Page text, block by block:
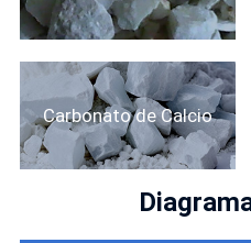
Carbonato de Calcio